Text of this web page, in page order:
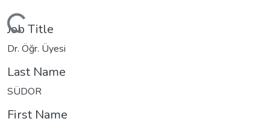
Loading...
Job Title
Dr. Öğr. Üyesi
Last Name
SÜDOR
First Name